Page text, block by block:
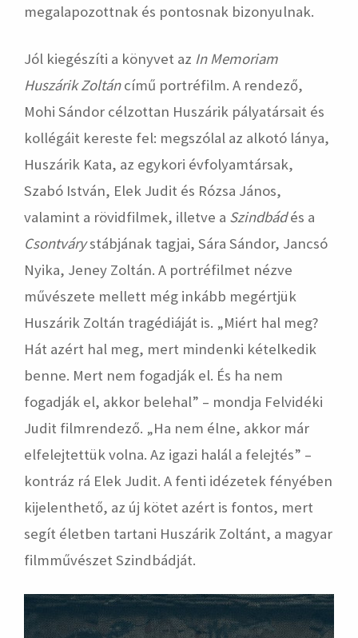
megalapozottnak és pontosnak bizonyulnak.
Jól kiegészíti a könyvet az In Memoriam
Huszárik Zoltáncímű portréfilm. A rendező,
Mohi Sándor célzottan Huszárik pályatársait és
kollégáit kereste fel: megszólal az alkotó lánya,
Huszárik Kata, az egykori évfolyamtársak,
Szabó István, Elek Judit és Rózsa János,
valamint a rövidfilmek, illetve a Szindbádés a
Csontvárystábjának tagjai, Sára Sándor, Jancsó
Nyika, Jeney Zoltán. A portréfilmet nézve
művészete mellett még inkább megértjük
Huszárik Zoltán tragédiáját is. „Miért hal meg?
Hát azért hal meg, mert mindenki kételkedik
benne. Mert nem fogadják el. És ha nem
fogadják el, akkor belehal” – mondja Felvidéki
Judit filmrendező. „Ha nem élne, akkor már
elfelejtettük volna. Az igazi halál a felejtés” –
kontráz rá Elek Judit. A fenti idézetek fényében
kijelenthető, az új kötet azért is fontos, mert
segít életben tartani Huszárik Zoltánt, a magyar
filmművészet Szindbádját.